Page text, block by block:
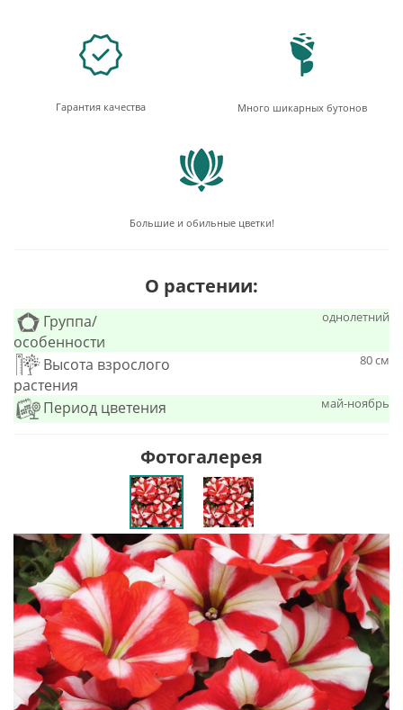
Гарантия качества Много шикарных бутонов
Большие и обильные цветки!
О растении:
Группа/
особенности
однолетний
Высота взрослого
растения
80 см
Период цветения май-ноябрь
Фотогалерея